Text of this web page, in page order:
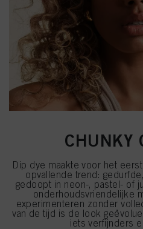
CHUNKY
Dip dye maakte voor het
opvallende trend:
gedoopt in neon-, pastel- of
onderhoudsvriendelijke
experimenteren zonder
van de tijd is de look
iets verfijnders